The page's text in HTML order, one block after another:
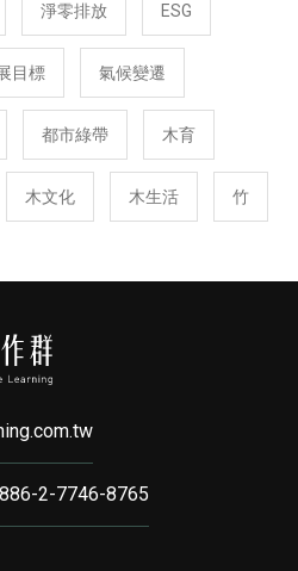
淨零排放 ESG
目標 氣候變遷
都市綠帶 木育
木文化 木生活 竹
2-7746-8765